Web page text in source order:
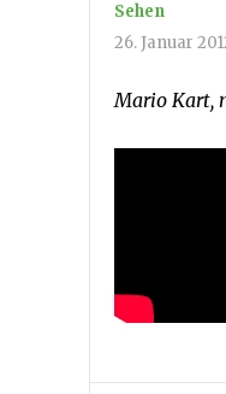
Sehen
26. Januar
Mario Kart,